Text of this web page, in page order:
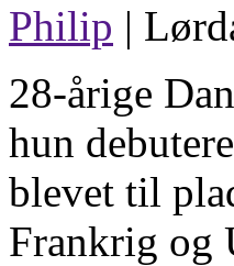
Philip |
28-årige
hun
blevet til
Frankrig og